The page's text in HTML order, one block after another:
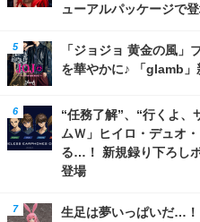
ューアルパッケージで登
「ジョジョ 黄金の風」
を華やかに♪ 「glamb
“任務了解”、“行くよ、
ムＷ」ヒイロ・デュオ
る…！ 新規録り下ろし
登場
生足は夢いっぱいだ…